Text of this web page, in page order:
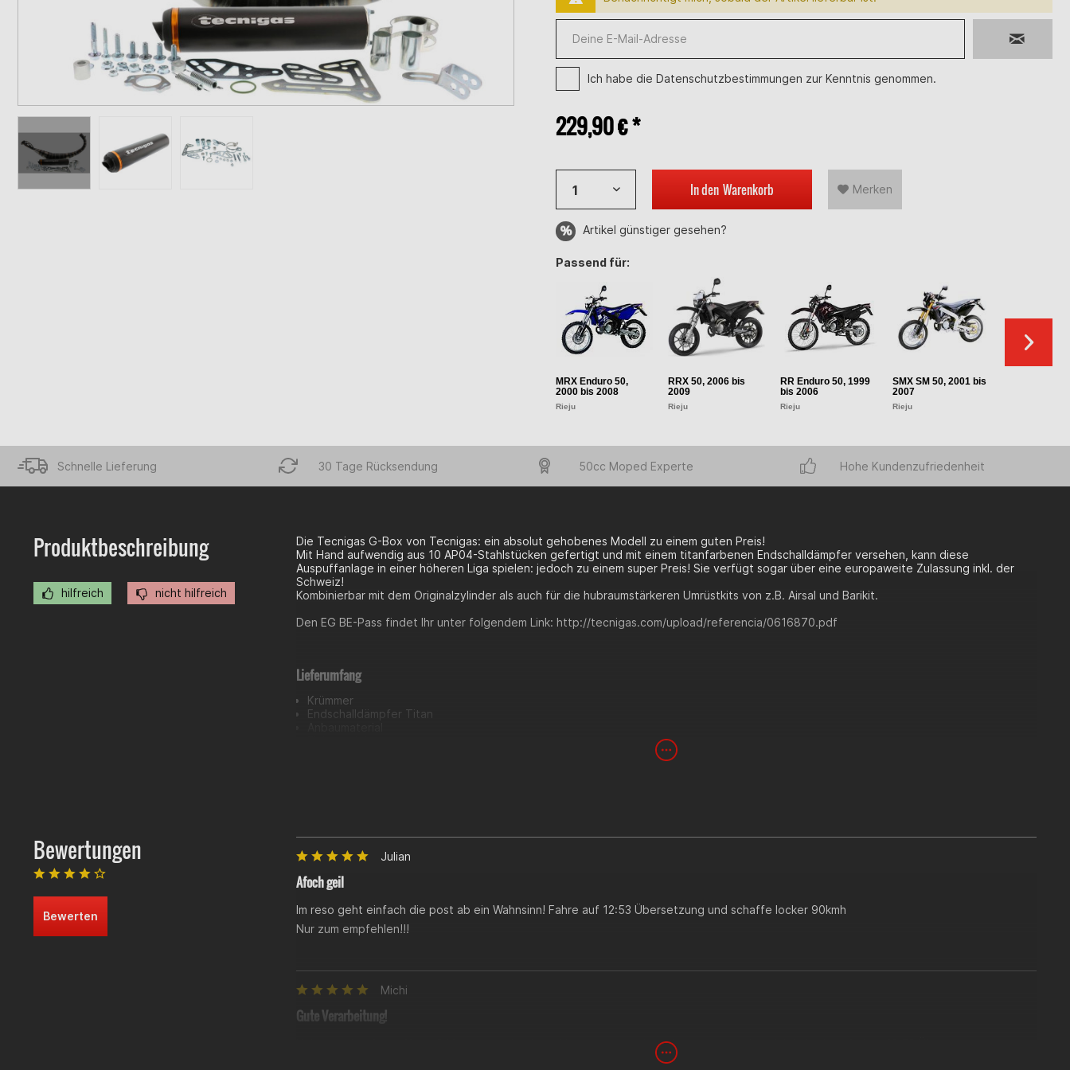
Ich habe die Datenschutzbestimmungen zur Kenntnis genommen.
229,90 € *
In den Warenkorb Merken
Artikel günstiger gesehen?
Passend für:
MRX Enduro 50,
2000 bis 2008
Rieju
RRX 50, 2006 bis
2009
Rieju
RR Enduro 50, 1999
bis 2006
Rieju
SMX SM 50, 2001 bis
2007
Rieju
Schnelle Lieferung 30 Tage Rücksendung 50cc Moped Experte Hohe Kundenzufriedenheit
Produktbeschreibung
hilfreich nicht hilfreich
Die Tecnigas G-Box von Tecnigas: ein absolut gehobenes Modell zu einem guten Preis!
Mit Hand aufwendig aus 10 AP04-Stahlstücken gefertigt und mit einem titanfarbenen Endschalldämpfer versehen, kann diese
Auspuffanlage in einer höheren Liga spielen: jedoch zu einem super Preis! Sie verfügt sogar über eine europaweite Zulassung inkl. der
Schweiz!
Kombinierbar mit dem Originalzylinder als auch für die hubraumstärkeren Umrüstkits von z.B. Airsal und Barikit.
Den EG BE-Pass findet Ihr unter folgendem Link: http://tecnigas.com/upload/referencia/0616870.pdf
Lieferumfang
Krümmer
Endschalldämpfer Titan
Bewertungen
Bewerten
Julian
Afoch geil
Im reso geht einfach die post ab ein Wahnsinn! Fahre auf 12:53 Übersetzung und schaffe locker 90kmh
Nur zum empfehlen!!!
Michi
Gute Verarbeitung!
Habe mir den Auspuff vor 3 Monaten gekauft und kann sagen er ist sehr gut verarbeitet. Ich habe in auf einer 13:52 Übersetzung
gefahren und hat eine gute Leistung. Es könnte noch besser gehen aber es ist schon eine sehr gute Leistung. Habe in auf 50ccm und